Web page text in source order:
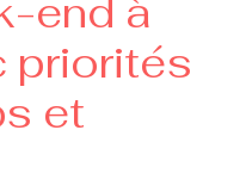
end à
priorités
et